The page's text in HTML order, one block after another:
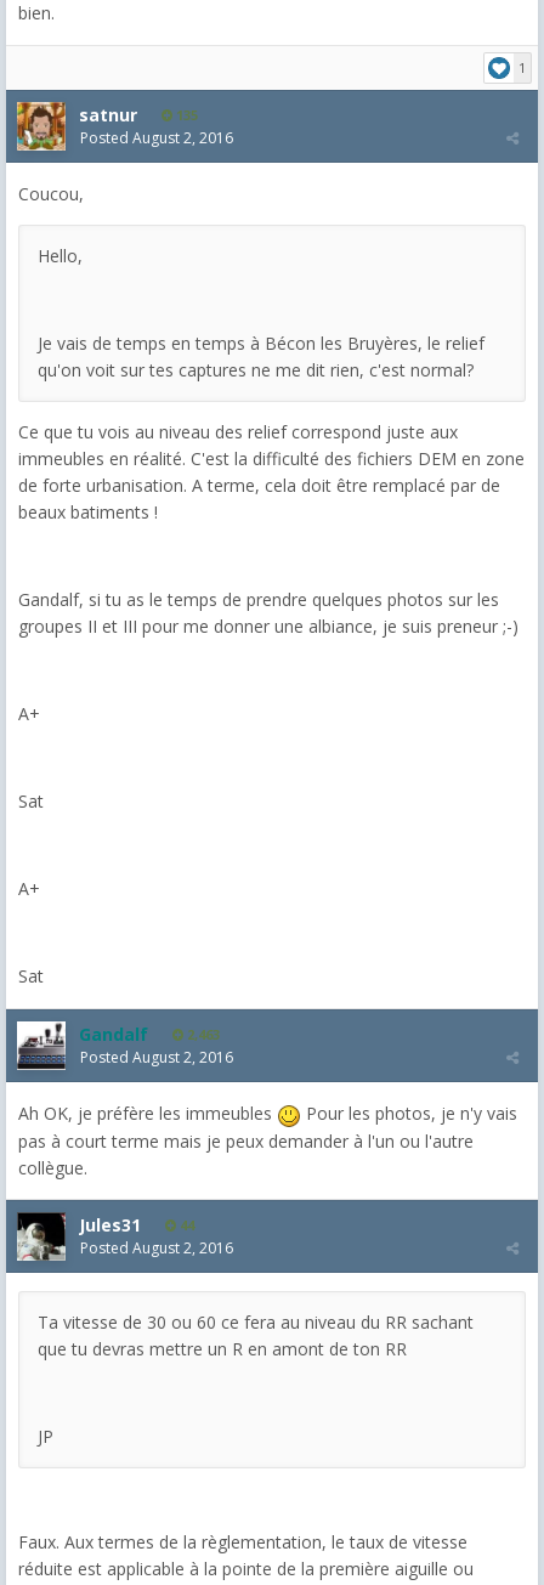
bien.
1
satnur 135
Posted August 2, 2016
Coucou,
Hello,
Je vais de temps en temps à Bécon les Bruyères, le relief
qu'on voit sur tes captures ne me dit rien, c'est normal?
Ce que tu vois au niveau des relief correspond juste aux
immeubles en réalité. C'est la difficulté des fichiers DEM en zone
de forte urbanisation. A terme, cela doit être remplacé par de
beaux batiments !
Gandalf, si tu as le temps de prendre quelques photos sur les
groupes II et III pour me donner une albiance, je suis preneur ;-)
A+
Sat
A+
Sat
Gandalf 2,463
Posted August 2, 2016
Ah OK, je préfère les immeubles
Pour les photos, je n'y vais
pas à court terme mais je peux demander à l'un ou l'autre
collègue.
Jules31 44
Posted August 2, 2016
Ta vitesse de 30 ou 60 ce fera au niveau du RR sachant
que tu devras mettre un R en amont de ton RR
JP
Faux. Aux termes de la règlementation, le taux de vitesse
réduite est applicable à la pointe de la première aiguille ou